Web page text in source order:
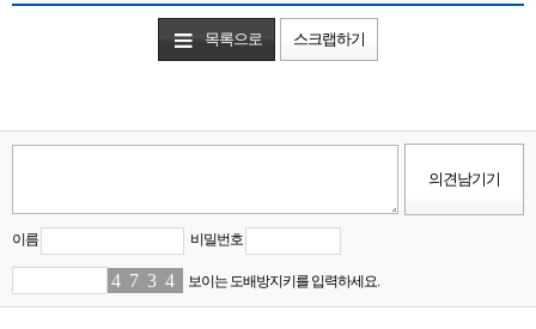
목록으로 스크랩하기
이름 비밀번호
42 77 3 40 보이는 도배방지키를 입력하세요.